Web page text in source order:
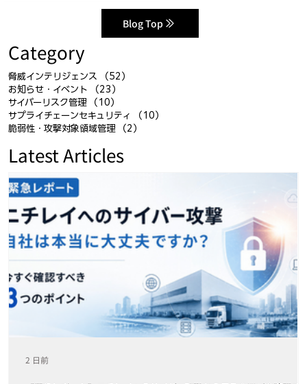
Blog Top
Category
脅威インテリジェンス （52）
お知らせ・イベント
（23）
サイバーリスク管理
（10）
サプライチェーンセキュリティ
（10）
脆弱性・攻撃対象領域管理
（2）
Latest Articles
2 日前